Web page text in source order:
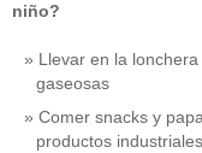
niño?
Llevar en la
gaseosas
Comer snacks y
productos